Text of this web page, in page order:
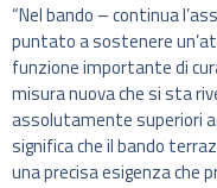
“Nel bando – continua
puntato a sostenere
funzione importante di
misura nuova che si sta
assolutamente superiori
significa che il bando
una precisa esigenza che